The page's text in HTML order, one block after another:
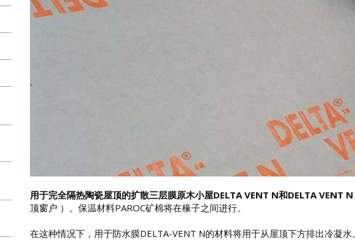
用于完全隔热陶瓷屋顶的扩散三层膜原木小屋DELTA VENT N和DELTA VENT N
顶窗户 ）。保温材料PAROC矿棉将在椽子之间进行。
在这种情况下，用于防水膜DELTA-VENT N的材料将用于从屋顶下方排出冷凝